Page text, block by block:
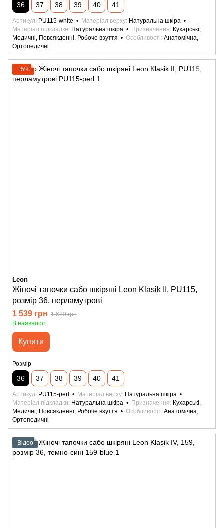
36 37 38 39 40 41
Артикул PU115-white Матеріал верху Натуральна шкіра
Матеріал підкладки
Натуральна шкіра Призначення
Кухарські,
Медичні, Повсякденні, Робоче взуття
Особливості Анатомічна,
Ортопедичні
−5%
Leon
Жіночі тапочки сабо шкіряні Leon Klasik II, PU115,
розмір 36, перламутрові
1 539 грн 1 620 грн
В наявності
Купити
Розмір
36 37 38 39 40 41
Артикул PU115-perl Матеріал верху Натуральна шкіра
Матеріал підкладки
Натуральна шкіра Призначення
Кухарські,
Медичні, Повсякденні, Робоче взуття
Особливості Анатомічна,
Ортопедичні
Відео